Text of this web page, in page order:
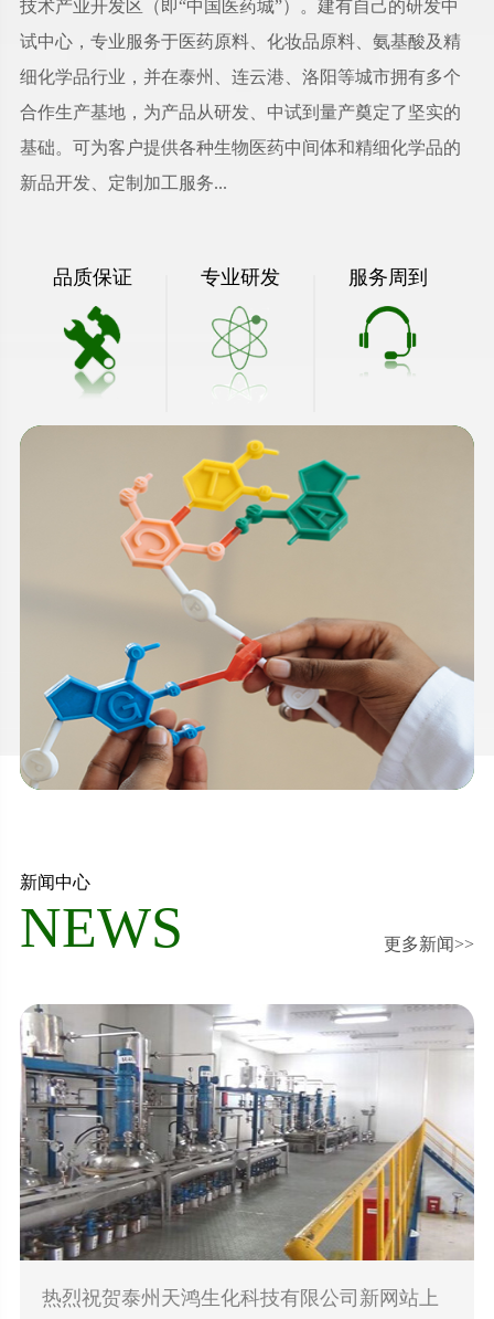
技术产业开发区（即“中国医药城”）。建有自己的研发中
试中心，专业服务于医药原料、化妆品原料、氨基酸及精
细化学品行业，并在泰州、连云港、洛阳等城市拥有多个
合作生产基地，为产品从研发、中试到量产奠定了坚实的
基础。可为客户提供各种生物医药中间体和精细化学品的
新品开发、定制加工服务...
品质保证 专业研发 服务周到
新闻中心
NEWS 更多新闻>>
热烈祝贺泰州天鸿生化科技有限公司新网站上